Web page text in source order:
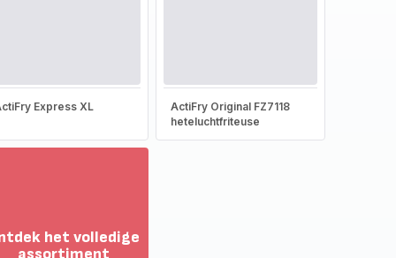
Express XL
ActiFry Original FZ7118
heteluchtfriteuse
het volledige
assortiment